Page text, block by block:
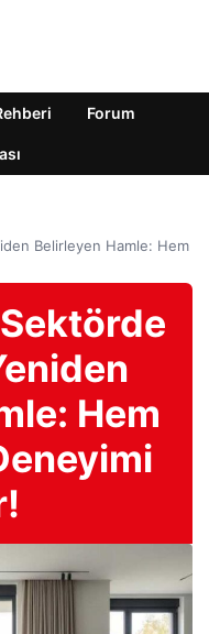
Forum
Belirleyen Hamle: Hem
Sektörde
Hem